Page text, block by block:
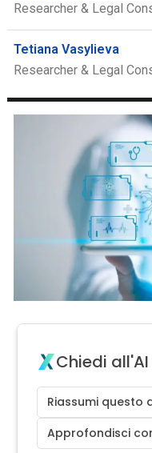
Researcher & Legal
Tetiana Vasylieva
Researcher & Legal
Chiedi all'AI
Riassumi questo
Approfondisci